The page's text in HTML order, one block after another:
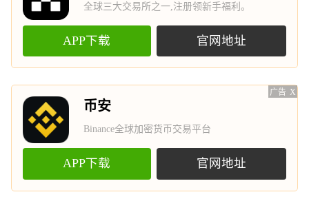
全球三大交易所之一,注册领新手福利。
APP下载 官网地址
广告 X
币安
Binance全球加密货币交易平台
APP下载 官网地址